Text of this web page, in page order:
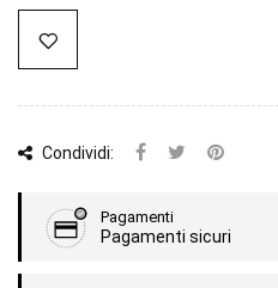
Condividi:
Pagamenti
Pagamenti sicuri